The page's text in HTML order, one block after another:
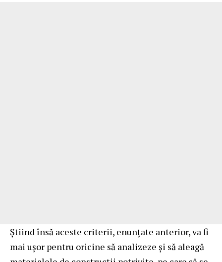
Știind însă aceste criterii, enunțate anterior, va fi
mai ușor pentru oricine să analizeze și să aleagă